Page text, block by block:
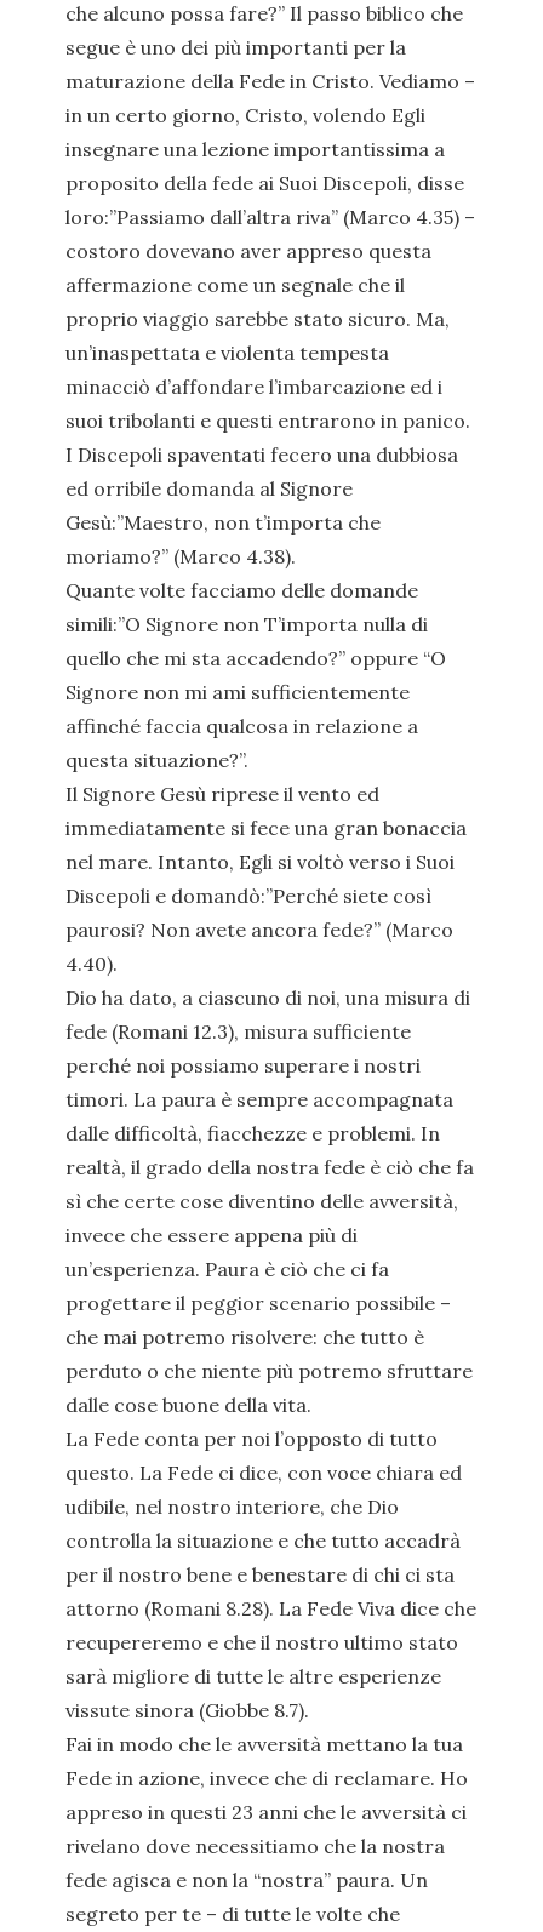
che alcuno possa fare?” Il passo biblico che
segue è uno dei più importanti per la
maturazione della Fede in Cristo. Vediamo –
in un certo giorno, Cristo, volendo Egli
insegnare una lezione importantissima a
proposito della fede ai Suoi Discepoli, disse
loro:”Passiamo dall’altra riva” (Marco 4.35) –
costoro dovevano aver appreso questa
affermazione come un segnale che il
proprio viaggio sarebbe stato sicuro. Ma,
un’inaspettata e violenta tempesta
minacciò d’affondare l’imbarcazione ed i
suoi tribolanti e questi entrarono in panico.
I Discepoli spaventati fecero una dubbiosa
ed orribile domanda al Signore
Gesù:”Maestro, non t’importa che
moriamo?” (Marco 4.38).
Quante volte facciamo delle domande
simili:”O Signore non T’importa nulla di
quello che mi sta accadendo?” oppure “O
Signore non mi ami sufficientemente
affinché faccia qualcosa in relazione a
questa situazione?”.
Il Signore Gesù riprese il vento ed
immediatamente si fece una gran bonaccia
nel mare. Intanto, Egli si voltò verso i Suoi
Discepoli e domandò:”Perché siete così
paurosi? Non avete ancora fede?” (Marco
4.40).
Dio ha dato, a ciascuno di noi, una misura di
fede (Romani 12.3), misura sufficiente
perché noi possiamo superare i nostri
timori. La paura è sempre accompagnata
dalle difficoltà, fiacchezze e problemi. In
realtà, il grado della nostra fede è ciò che fa
sì che certe cose diventino delle avversità,
invece che essere appena più di
un’esperienza. Paura è ciò che ci fa
progettare il peggior scenario possibile –
che mai potremo risolvere: che tutto è
perduto o che niente più potremo sfruttare
dalle cose buone della vita.
La Fede conta per noi l’opposto di tutto
questo. La Fede ci dice, con voce chiara ed
udibile, nel nostro interiore, che Dio
controlla la situazione e che tutto accadrà
per il nostro bene e benestare di chi ci sta
attorno (Romani 8.28). La Fede Viva dice che
recupereremo e che il nostro ultimo stato
sarà migliore di tutte le altre esperienze
vissute sinora (Giobbe 8.7).
Fai in modo che le avversità mettano la tua
Fede in azione, invece che di reclamare. Ho
appreso in questi 23 anni che le avversità ci
rivelano dove necessitiamo che la nostra
fede agisca e non la “nostra” paura. Un
segreto per te – di tutte le volte che